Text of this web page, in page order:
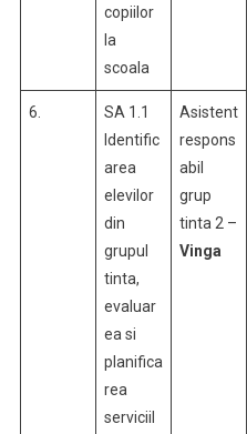
copiilor
la
scoala
6.
SA 1.1
Identific
area
elevilor
din
grupul
tinta,
evaluar
ea si
planifica
rea
serviciil
Asistent
respons
abil
grup
tinta 2 –
Vinga